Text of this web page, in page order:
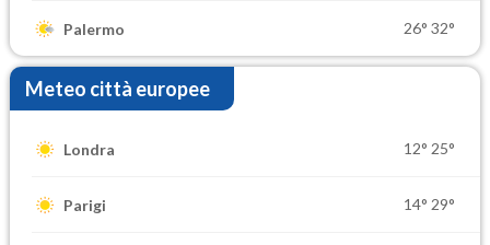
Palermo 26° 32°
Meteo città europee
Londra 12° 25°
Parigi 14° 29°